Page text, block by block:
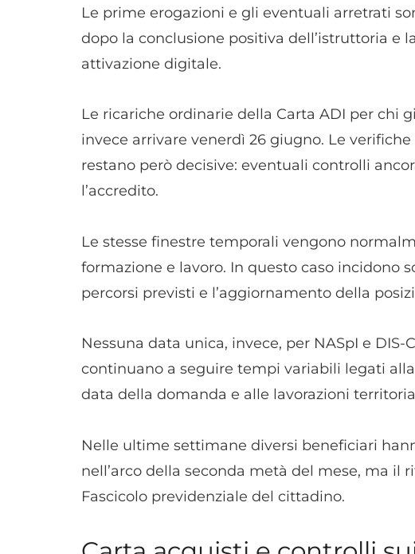
Le prime erogazioni e gli eventuali arretrati
dopo la conclusione positiva dell’istruttoria e
attivazione digitale.
Le ricariche ordinarie della Carta ADI per chi
invece arrivare venerdì 26 giugno. Le
restano però decisive: eventuali controlli
l’accredito.
Le stesse finestre temporali vengono
formazione e lavoro. In questo caso incidono
percorsi previsti e l’aggiornamento della
Nessuna data unica, invece, per NASpI e
continuano a seguire tempi variabili legati
data della domanda e alle lavorazioni
Nelle ultime settimane diversi beneficiari
nell’arco della seconda metà del mese, ma il
Fascicolo previdenziale del cittadino.